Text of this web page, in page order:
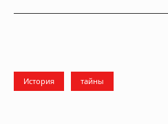
История тайны